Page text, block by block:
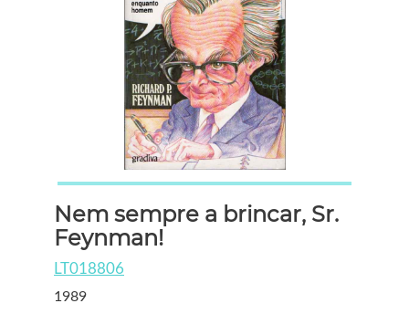
Nem sempre a brincar, Sr.
Feynman!
LT018806
1989